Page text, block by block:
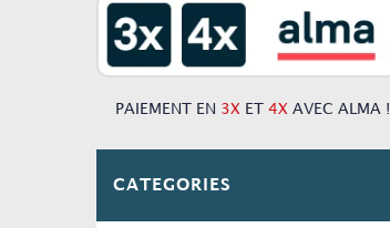
PAIEMENT EN 3X ET 4X AVEC ALMA !
CATEGORIES